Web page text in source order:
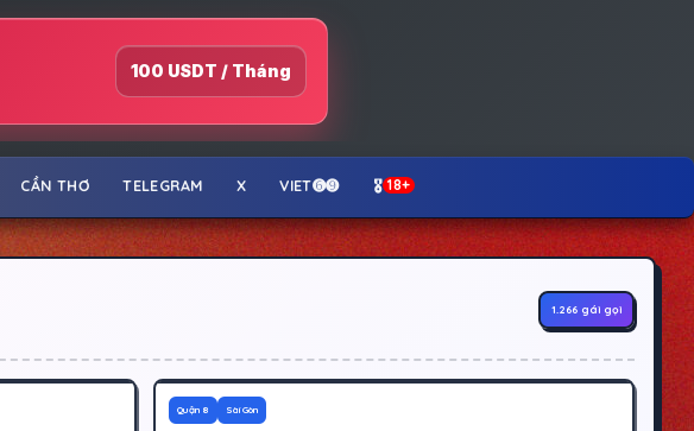
100 USDT / Tháng
CẦN THƠ TELEGRAM X VIET➏➒ 🎖️ 18+
1.266 gái gọi
400K
Quận 8 Sài Gòn